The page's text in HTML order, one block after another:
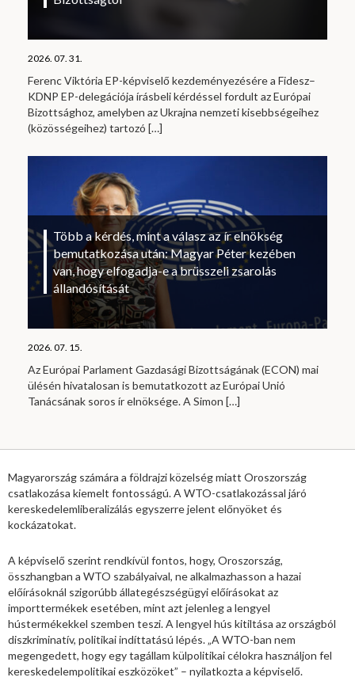
2026. 07. 31.
Ferenc Viktória EP-képviselő kezdeményezésére a Fidesz–
KDNP EP-delegációja írásbeli kérdéssel fordult az Európai
Bizottsághoz, amelyben az Ukrajna nemzeti kisebbségeihez
(közösségeihez) tartozó […]
Több a kérdés, mint a válasz az ír elnökség
bemutatkozása után: Magyar Péter kezében
van, hogy elfogadja-e a brüsszeli zsarolás
állandósítását
2026. 07. 15.
Az Európai Parlament Gazdasági Bizottságának (ECON) mai
ülésén hivatalosan is bemutatkozott az Európai Unió
Tanácsának soros ír elnöksége. A Simon […]
Magyarország számára a földrajzi közelség miatt Oroszország
csatlakozása kiemelt fontosságú. A WTO-csatlakozással járó
kereskedelemliberalizálás egyszerre jelent előnyöket és
kockázatokat.
A képviselő szerint rendkívül fontos, hogy, Oroszország,
összhangban a WTO szabályaival, ne alkalmazhasson a hazai
előírásoknál szigorúbb állategészségügyi előírásokat az
importtermékek esetében, mint azt jelenleg a lengyel
hústermékekkel szemben teszi. A lengyel hús kitiltása az országból
diszkriminatív, politikai indíttatású lépés. „A WTO-ban nem
megengedett, hogy egy tagállam külpolitikai célokra használjon fel
kereskedelempolitikai eszközöket” – nyilatkozta a képviselő.